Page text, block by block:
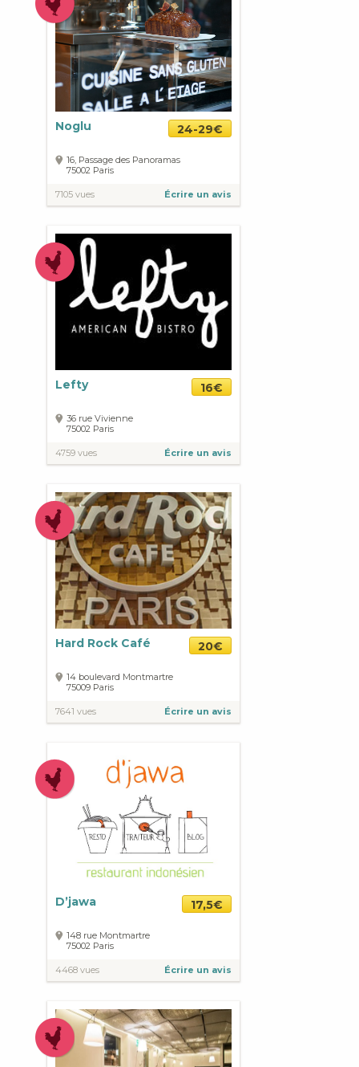
Noglu 24-29€
16, Passage des Panoramas
75002 Paris
7105 vues Écrire un avis
Lefty 16€
36 rue Vivienne
75002 Paris
4759 vues Écrire un avis
Hard Rock Café 20€
14 boulevard Montmartre
75009 Paris
7641 vues Écrire un avis
D’jawa 17,5€
148 rue Montmartre
75002 Paris
4468 vues Écrire un avis